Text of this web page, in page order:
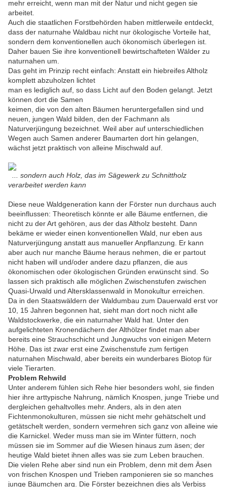
mehr erreicht, wenn man mit der Natur und nicht gegen sie
arbeitet.
Auch die staatlichen Forstbehörden haben mittlerweile entdeckt,
dass der naturnahe Waldbau nicht nur ökologische Vorteile hat,
sondern dem konventionellen auch ökonomisch überlegen ist.
Daher bauen Sie ihre konventionell bewirtschafteten Wälder zu
naturnahen um.
Das geht im Prinzip recht einfach: Anstatt ein hiebreifes Altholz
komplett abzuholzen lichtet
man es lediglich auf, so dass Licht auf den Boden gelangt. Jetzt
können dort die Samen
keimen, die von den alten Bäumen heruntergefallen sind und
neuen, jungen Wald bilden, den der Fachmann als
Naturverjüngung bezeichnet. Weil aber auf unterschiedlichen
Wegen auch Samen anderer Baumarten dort hin gelangen,
wächst jetzt praktisch von alleine Mischwald auf.
... sondern auch Holz, das im Sägewerk zu Schnittholz
verarbeitet werden kann
Diese neue Waldgeneration kann der Förster nun durchaus auch
beeinflussen: Theoretisch könnte er alle Bäume entfernen, die
nicht zu der Art gehören, aus der das Altholz besteht. Dann
bekäme er wieder einen konventionellen Wald, nur eben aus
Naturverjüngung anstatt aus manueller Anpflanzung. Er kann
aber auch nur manche Bäume heraus nehmen, die er partout
nicht haben will und/oder andere dazu pflanzen, die aus
ökonomischen oder ökologischen Gründen erwünscht sind. So
lassen sich praktisch alle möglichen Zwischenstufen zwischen
Quasi-Urwald und Altersklassenwald in Monokultur erreichen.
Da in den Staatswäldern der Waldumbau zum Dauerwald erst vor
10, 15 Jahren begonnen hat, sieht man dort noch nicht alle
Waldstockwerke, die ein naturnaher Wald hat. Unter den
aufgelichteten Kronendächern der Althölzer findet man aber
bereits eine Strauchschicht und Jungwuchs von einigen Metern
Höhe. Das ist zwar erst eine Zwischenstufe zum fertigen
naturnahen Mischwald, aber bereits ein wunderbares Biotop für
viele Tierarten.
Problem Rehwild
Unter anderem fühlen sich Rehe hier besonders wohl, sie finden
hier ihre arttypische Nahrung, nämlich Knospen, junge Triebe und
dergleichen gehaltvolles mehr. Anders, als in den aten
Fichtenmonokulturen, müssen sie nicht mehr gehätschelt und
getätschelt werden, sondern vermehren sich ganz von alleine wie
die Karnickel. Weder muss man sie im Winter füttern, noch
müssen sie im Sommer auf die Wiesen hinaus zum äsen; der
heutige Wald bietet ihnen alles was sie zum Leben brauchen.
Die vielen Rehe aber sind nun ein Problem, denn mit dem Äsen
von frischen Knospen und Trieben ramponieren sie so manches
junge Bäumchen arg. Die Förster bezeichnen dies als Verbiss